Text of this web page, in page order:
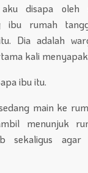
disapa oleh
ibu rumah
Dia adalah
kali
ibu itu.
main ke
menunjuk
sekaligus